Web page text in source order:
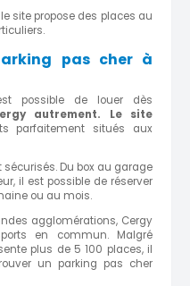
site propose des places au
pas cher à
possible de louer dès
autrement. Le site
parfaitement situés aux
Du box au garage
il est possible de réserver
ou au mois.
agglomérations, Cergy
en commun. Malgré
plus de 5 100 places, il
un parking pas cher